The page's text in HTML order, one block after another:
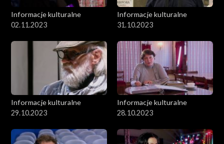
Informacje kulturalne
02.11.2023
Informacje kulturalne
31.10.2023
Informacje kulturalne
29.10.2023
Informacje kulturalne
28.10.2023